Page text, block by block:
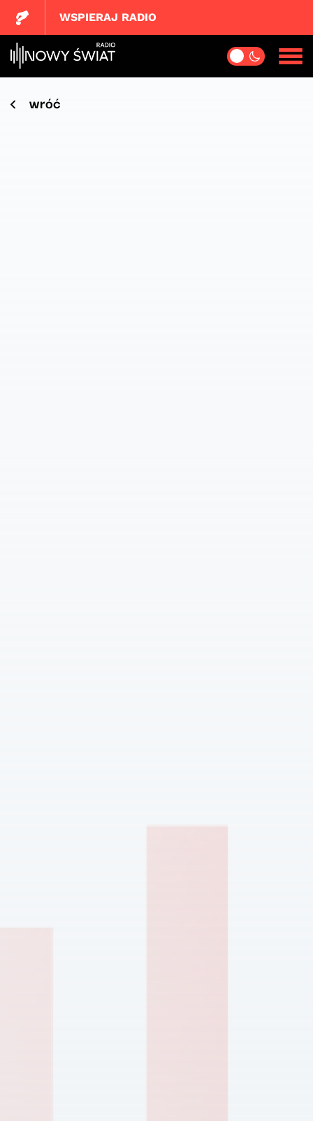
WSPIERAJ RADIO
wróć